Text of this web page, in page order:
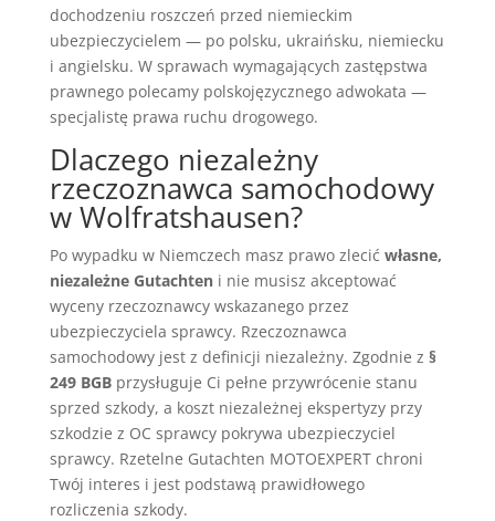
dochodzeniu roszczeń przed niemieckim
ubezpieczycielem — po polsku, ukraińsku, niemiecku
i angielsku. W sprawach wymagających zastępstwa
prawnego polecamy polskojęzycznego adwokata —
specjalistę prawa ruchu drogowego.
Dlaczego niezależny
rzeczoznawca samochodowy
w Wolfratshausen?
Po wypadku w Niemczech masz prawo zlecić własne,
niezależne Gutachteni nie musisz akceptować
wyceny rzeczoznawcy wskazanego przez
ubezpieczyciela sprawcy. Rzeczoznawca
samochodowy jest z definicji niezależny. Zgodnie z §
249 BGBprzysługuje Ci pełne przywrócenie stanu
sprzed szkody, a koszt niezależnej ekspertyzy przy
szkodzie z OC sprawcy pokrywa ubezpieczyciel
sprawcy. Rzetelne Gutachten MOTOEXPERT chroni
Twój interes i jest podstawą prawidłowego
rozliczenia szkody.